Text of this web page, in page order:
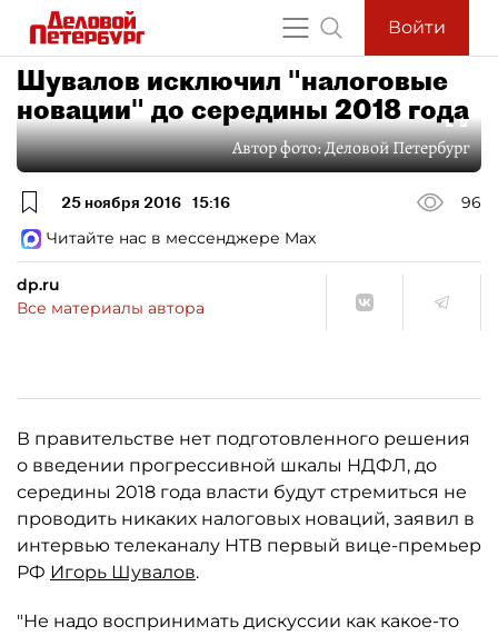
Войти
Шувалов исключил "налоговые
новации" до середины 2018 года
Автор фото:Деловой Петербург
25 ноября 2016 15:16
96
Читайте нас в мессенджере Max
dp.ru
Все материалы автора
В правительстве нет подготовленного решения
о введении прогрессивной шкалы НДФЛ, до
середины 2018 года власти будут стремиться не
проводить никаких налоговых новаций, заявил в
интервью телеканалу НТВ первый вице-премьер
РФ Игорь Шувалов.
"Не надо воспринимать дискуссии как какое-то